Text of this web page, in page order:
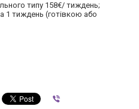
типу 158€/ тиждень;
1 тиждень (готівкою або